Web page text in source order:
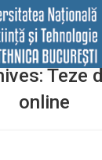
Teze
online